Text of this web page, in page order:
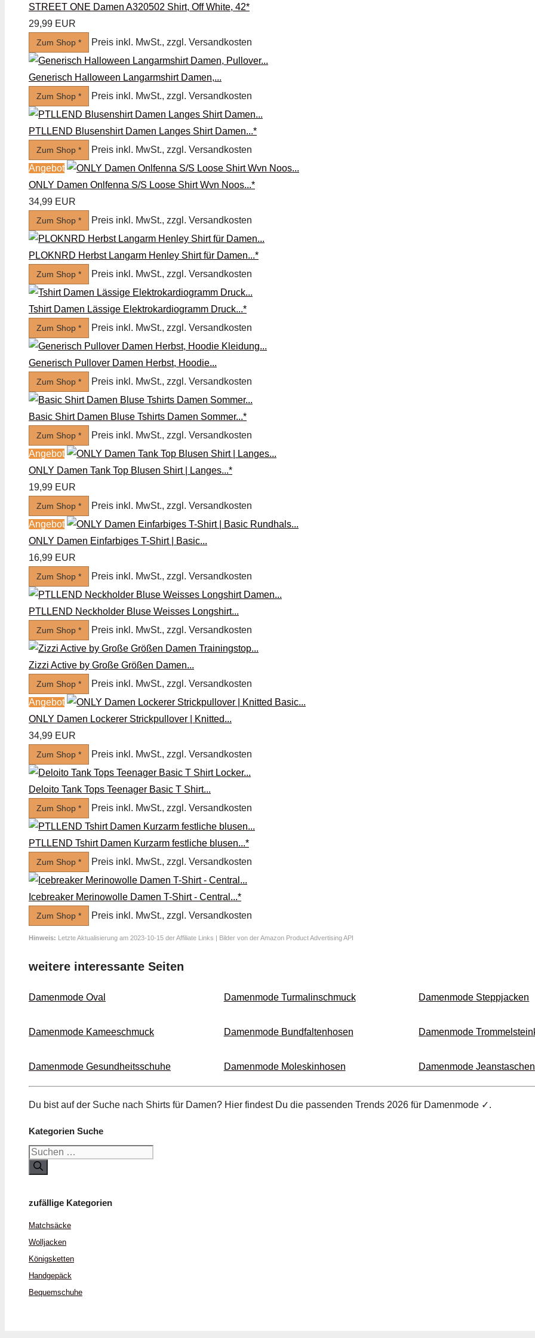
STREET ONE Damen A320502 Shirt, Off White, 42*
29,99 EUR
Zum Shop * Preis inkl. MwSt., zzgl. Versandkosten
Generisch Halloween Langarmshirt Damen,...
Zum Shop * Preis inkl. MwSt., zzgl. Versandkosten
PTLLEND Blusenshirt Damen Langes Shirt Damen...*
Zum Shop *
Preis inkl. MwSt., zzgl. Versandkosten
Angebot
ONLY Damen Onlfenna S/S Loose Shirt Wvn Noos...*
34,99 EUR
Zum Shop * Preis inkl. MwSt., zzgl. Versandkosten
PLOKNRD Herbst Langarm Henley Shirt für Damen...*
Zum Shop * Preis inkl. MwSt., zzgl. Versandkosten
Tshirt Damen Lässige Elektrokardiogramm Druck...*
Zum Shop * Preis inkl. MwSt., zzgl. Versandkosten
Generisch Pullover Damen Herbst, Hoodie...
Zum Shop * Preis inkl. MwSt., zzgl. Versandkosten
Basic Shirt Damen Bluse Tshirts Damen Sommer...*
Zum Shop *
Preis inkl. MwSt., zzgl. Versandkosten
Angebot
ONLY Damen Tank Top Blusen Shirt | Langes...*
19,99 EUR
Zum Shop *
Preis inkl. MwSt., zzgl. Versandkosten
Angebot
ONLY Damen Einfarbiges T-Shirt | Basic...
16,99 EUR
Zum Shop * Preis inkl. MwSt., zzgl. Versandkosten
PTLLEND Neckholder Bluse Weisses Longshirt...
Zum Shop * Preis inkl. MwSt., zzgl. Versandkosten
Zizzi Active by Große Größen Damen...
Zum Shop *
Preis inkl. MwSt., zzgl. Versandkosten
Angebot
ONLY Damen Lockerer Strickpullover | Knitted...
34,99 EUR
Zum Shop * Preis inkl. MwSt., zzgl. Versandkosten
Deloito Tank Tops Teenager Basic T Shirt...
Zum Shop * Preis inkl. MwSt., zzgl. Versandkosten
PTLLEND Tshirt Damen Kurzarm festliche blusen...*
Zum Shop * Preis inkl. MwSt., zzgl. Versandkosten
Icebreaker Merinowolle Damen T-Shirt - Central...*
Zum Shop * Preis inkl. MwSt., zzgl. Versandkosten
Hinweis: Letzte Aktualisierung am 2023-10-15 der Affiliate Links | Bilder von der Amazon Product Advertising API
weitere interessante Seiten
Damenmode Oval Damenmode Turmalin­schmuck Damenmode Stepp­jacken
Damenmode Kamee­schmuck Damenmode Bundfalten­hosen Damenmode
Damenmode Gesund­heits­schuhe Damenmode Moleskin­hosen Damenmode Jeans­taschen
Du bist auf der Suche nach Shirts für Damen? Hier findest Du die passenden Trends 2026 für Damenmode ✓.
Kategorien Suche
Suchen
nach:
zufällige Kategorien
Matchsäcke
Woll­jacken
Königs­ketten
Hand­gepäck
Bequem­schuhe